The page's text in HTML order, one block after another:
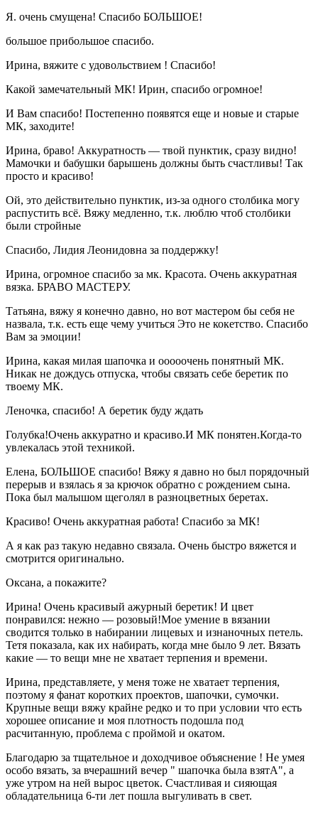
Я. очень смущена! Спасибо БОЛЬШОЕ!
большое прибольшое спасибо.
Ирина, вяжите с удовольствием ! Спасибо!
Какой замечательный МК! Ирин, спасибо огромное!
И Вам спасибо! Постепенно появятся еще и новые и старые
МК, заходите!
Ирина, браво! Аккуратность — твой пунктик, сразу видно!
Мамочки и бабушки барышень должны быть счастливы! Так
просто и красиво!
Ой, это действительно пунктик, из-за одного столбика могу
распустить всё. Вяжу медленно, т.к. люблю чтоб столбики
были стройные
Спасибо, Лидия Леонидовна за поддержку!
Ирина, огромное спасибо за мк. Красота. Очень аккуратная
вязка. БРАВО МАСТЕРУ.
Татьяна, вяжу я конечно давно, но вот мастером бы себя не
назвала, т.к. есть еще чему учиться Это не кокетство. Спасибо
Вам за эмоции!
Ирина, какая милая шапочка и ооооочень понятный МК.
Никак не дождусь отпуска, чтобы связать себе беретик по
твоему МК.
Леночка, спасибо! А беретик буду ждать
Голубка!Очень аккуратно и красиво.И МК понятен.Когда-то
увлекалась этой техникой.
Елена, БОЛЬШОЕ спасибо! Вяжу я давно но был порядочный
перерыв и взялась я за крючок обратно с рождением сына.
Пока был малышом щеголял в разноцветных беретах.
Красиво! Очень аккуратная работа! Спасибо за МК!
А я как раз такую недавно связала. Очень быстро вяжется и
смотрится оригинально.
Оксана, а покажите?
Ирина! Очень красивый ажурный беретик! И цвет
понравился: нежно — розовый!Мое умение в вязании
сводится только в набирании лицевых и изнаночных петель.
Тетя показала, как их набирать, когда мне было 9 лет. Вязать
какие — то вещи мне не хватает терпения и времени.
Ирина, представляете, у меня тоже не хватает терпения,
поэтому я фанат коротких проектов, шапочки, сумочки.
Крупные вещи вяжу крайне редко и то при условии что есть
хорошее описание и моя плотность подошла под
расчитанную, проблема с проймой и окатом.
Благодарю за тщательное и доходчивое объяснение ! Не умея
особо вязать, за вчерашний вечер " шапочка была взятА", а
уже утром на ней вырос цветок. Счастливая и сияющая
обладательница 6-ти лет пошла выгуливать в свет.